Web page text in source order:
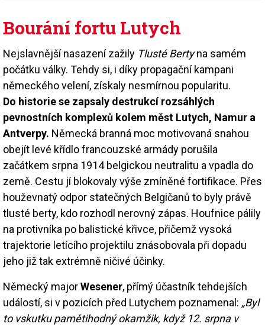
Bourání fortu Lutych
Nejslavnější nasazení zažily Tlusté Bertyna samém
počátku války. Tehdy si, i díky propagační kampani
německého velení, získaly nesmírnou popularitu.
Do historie se zapsaly destrukcí rozsáhlých
pevnostních komplexů kolem měst Lutych, Namur a
Antverpy. Německá branná moc motivovaná snahou
obejít levé křídlo francouzské armády porušila
začátkem srpna 1914 belgickou neutralitu a vpadla do
země. Cestu jí blokovaly výše zmíněné fortifikace. Přes
houževnatý odpor statečných Belgičanů to byly právě
tlusté berty, kdo rozhodl nerovný zápas. Houfnice pálily
na protivníka po balistické křivce, přičemž vysoká
trajektorie letícího projektilu znásobovala při dopadu
jeho již tak extrémně ničivé účinky.
Německý majorWesener, přímý účastník tehdejších
událostí, si v pozicích před Lutychem poznamenal: „Byl
to vskutku pamětihodný okamžik, když 12. srpna v